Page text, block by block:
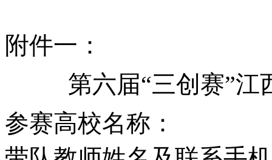
附件一：
第六届“三创赛”
参赛高校名称：